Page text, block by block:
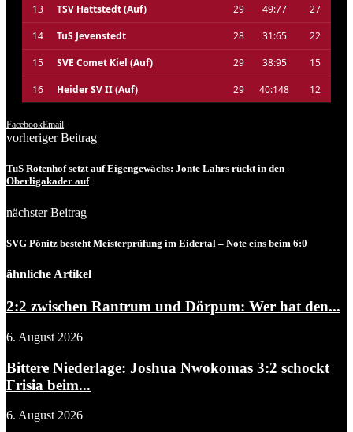
13
TSV Hattstedt (Auf) 29 49:77
27
14
TuS Jevenstedt 28 31:65
22
15
SVE Comet Kiel (Auf) 29 38:95
15
16
Heider SV II (Auf) 29 40:148 12
FacebookEmail
vorheriger Beitrag
TuS Rotenhof setzt auf Eigengewächs: Jonte Lahrs rückt in den
Oberligakader auf
nächster Beitrag
SVG Pönitz besteht Meisterprüfung im Eidertal – Note eins beim 6:0
ähnliche Artikel
2:2 zwischen Rantrum und Dörpum: Wer hat den...
6. August 2026
Bittere Niederlage: Joshua Nwokomas 3:2 schockt
Frisia beim...
6. August 2026